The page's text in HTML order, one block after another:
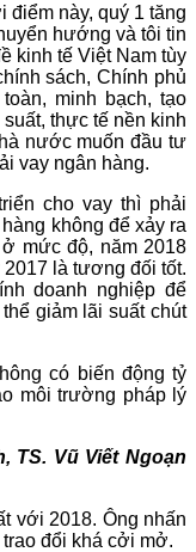
điểm này, quý 1 tăng
hướng và tôi tin
kinh tế Việt Nam tùy
sách, Chính phủ
minh bạch, tạo
thực tế nền kinh
nước muốn đầu tư
vay ngân hàng.
cho vay thì phải
không để xảy ra
mức độ, năm 2018
là tương đối tốt.
doanh nghiệp để
giảm lãi suất chút
có biến động tỷ
môi trường pháp lý
TS. Vũ Viết Ngoạn
với 2018. Ông nhấn
đổi khá cởi mở.